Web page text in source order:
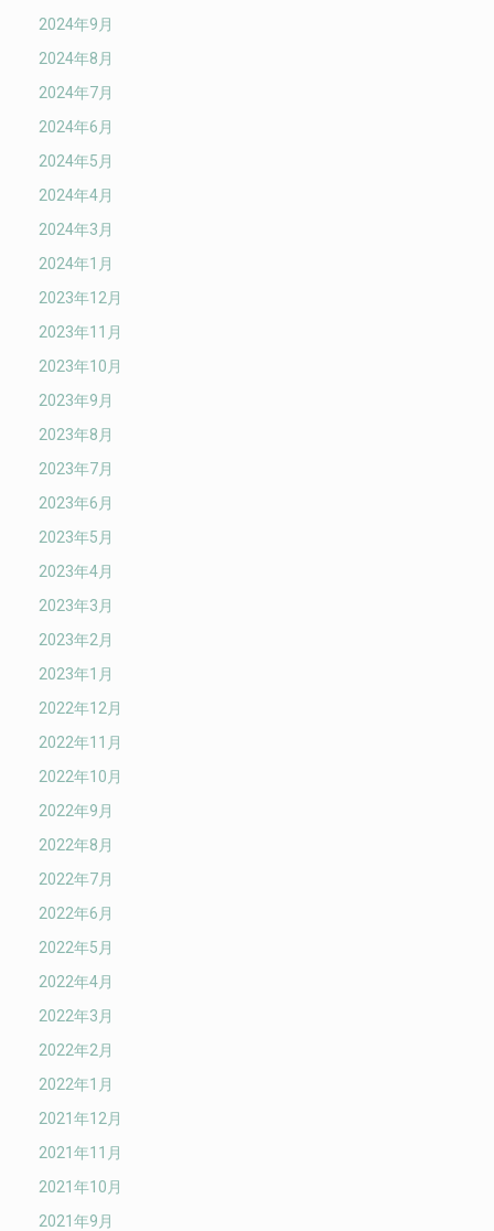
2024年9月
2024年8月
2024年7月
2024年6月
2024年5月
2024年4月
2024年3月
2024年1月
2023年12月
2023年11月
2023年10月
2023年9月
2023年8月
2023年7月
2023年6月
2023年5月
2023年4月
2023年3月
2023年2月
2023年1月
2022年12月
2022年11月
2022年10月
2022年9月
2022年8月
2022年7月
2022年6月
2022年5月
2022年4月
2022年3月
2022年2月
2022年1月
2021年12月
2021年11月
2021年10月
2021年9月